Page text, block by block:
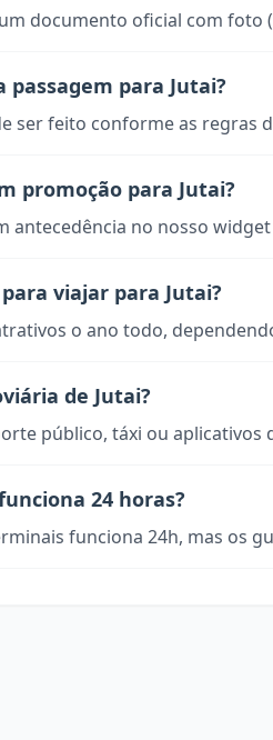
documento oficial com foto
passagem para Jutai?
ser feito conforme as regras
promoção para Jutai?
antecedência no nosso
viajar para Jutai?
o ano todo,
de Jutai?
público, táxi ou aplicativos
24 horas?
funciona 24h, mas os